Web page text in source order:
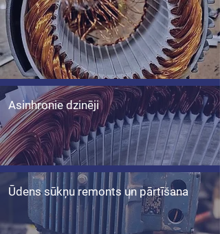
Asinhronie dzinēji
Ūdens sūkņu remonts un pārtīšana